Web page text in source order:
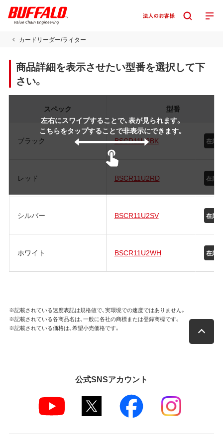
カードリーダー/ライター
商品詳細を表示させたい型番を選択して下
さい。
左右にスワイプすることで、表が見られます。
こちらをタップすることで非表示にできます。
スペック 型番
ブラック BSCR11U2BK 在庫
レッド BSCR11U2RD 在庫
シルバー BSCR11U2SV 在庫
ホワイト BSCR11U2WH 在庫
※記載されている速度表記は規格値で、実環境での速度ではありません。
※記載されている各商品名は、一般に各社の商標または登録商標です。
※記載されている価格は、希望小売価格です。
公式SNSアカウント